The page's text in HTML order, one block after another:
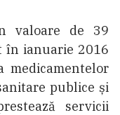
valoare de 39
în ianuarie 2016
medicamentelor
publice și
servicii